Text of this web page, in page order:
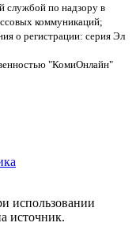
службой по надзору в
коммуникаций;
о регистрации: серия Эл
"КомиОнлайн"
использовании
источник.